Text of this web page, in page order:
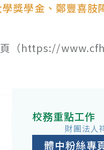
獎學金、鄭豐喜肢
頁（https://
財團法人
校務重點工作
體中粉絲專